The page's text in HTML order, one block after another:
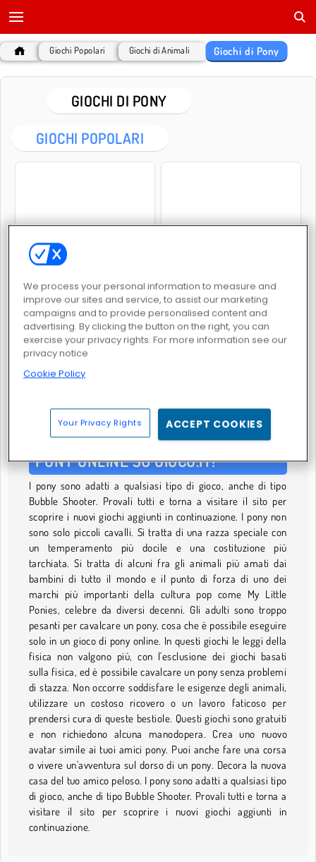
Giochi Popolari Giochi di Animali Giochi di Pony
GIOCHI DI PONY
GIOCHI POPOLARI
Salone per pony
Moda per pony
GIOCHI DI PONY
GIOCA GRATUITAMENTE AI GIOCHI DI
PONY ONLINE SU GIOCO.IT!
I pony sono adatti a qualsiasi tipo di gioco, anche di tipo
Bubble Shooter. Provali tutti e torna a visitare il sito per
scoprire i nuovi giochi aggiunti in continuazione. I pony non
sono solo piccoli cavalli. Si tratta di una razza speciale con
un temperamento più docile e una costituzione più
tarchiata. Si tratta di alcuni fra gli animali più amati dai
bambini di tutto il mondo e il punto di forza di uno dei
marchi più importanti della cultura pop come My Little
Ponies, celebre da diversi decenni. Gli adulti sono troppo
pesanti per cavalcare un pony, cosa che è possibile eseguire
solo in un gioco di pony online. In questi giochi le leggi della
fisica non valgono più, con l'esclusione dei giochi basati
sulla fisica, ed è possibile cavalcare un pony senza problemi
di stazza. Non occorre soddisfare le esigenze degli animali,
utilizzare un costoso ricovero o un lavoro faticoso per
prendersi cura di queste bestiole. Questi giochi sono gratuiti
e non richiedono alcuna manodopera. Crea uno nuovo
avatar simile ai tuoi amici pony. Puoi anche fare una corsa
o vivere un'avventura sul dorso di un pony. Decora la nuova
casa del tuo amico peloso. I pony sono adatti a qualsiasi tipo
di gioco, anche di tipo Bubble Shooter. Provali tutti e torna a
visitare il sito per scoprire i nuovi giochi aggiunti in
continuazione.
We process your personal information to measure and
improve our sites and service, to assist our marketing
campaigns and to provide personalised content and
advertising. By clicking the button on the right, you can
exercise your privacy rights. For more information see our
privacy notice
Cookie Policy
Your Privacy Rights ACCEPT COOKIES